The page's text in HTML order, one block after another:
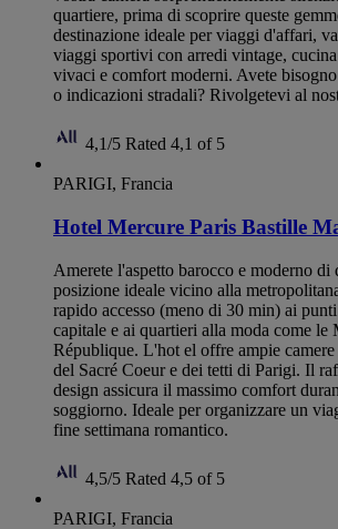
quartiere, prima di scoprire queste
destinazione ideale per viaggi d'affari,
viaggi sportivi con arredi vintage,
vivaci e comfort moderni. Avete
o indicazioni stradali? Rivolgetevi al
4,1/5 Rated 4,1 of 5
PARIGI, Francia
Hotel Mercure Paris Bastille
Amerete l'aspetto barocco e moderno di
posizione ideale vicino alla
rapido accesso (meno di 30 min) ai
capitale e ai quartieri alla moda come le
République. L'hot el offre ampie
del Sacré Coeur e dei tetti di Parigi. Il
design assicura il massimo comfort
soggiorno. Ideale per organizzare un
fine settimana romantico.
4,5/5 Rated 4,5 of 5
PARIGI, Francia